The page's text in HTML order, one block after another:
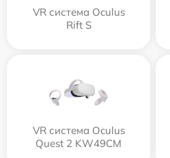
VR система Oculus
Rift S
VR система Oculus
Quest 2 KW49CM